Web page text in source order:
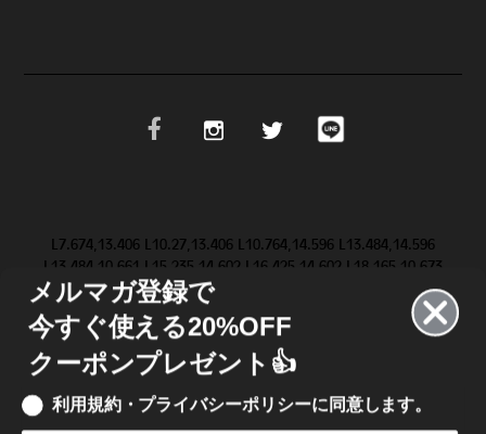
L7.674,13.406 L10.27,13.406 L10.764,14.596 L13.484,14.596
L13.484,10.661 L15.235,14.602 L16.425,14.602 L18.165,10.673
L18.165,14.603 L19.623,14.603 L19.647,9.083 L19.646,9.084 Z
M28.986,11.852 L31.517,9.084 L29.695,9.084 L28.094,10.81
L26.546,9.084 L20.652,9.084 L20.652,14.602 L26.462,14.602
L28.076,12.864 L29.624,14.602 L31.499,14.602 L28.987,11.852
L28.986,11.852 Z"/>
メルマガ登録で
今すぐ使える20%OFF
クーポンプレゼント👍
利用規約・プライバシーポリシーに同意します。